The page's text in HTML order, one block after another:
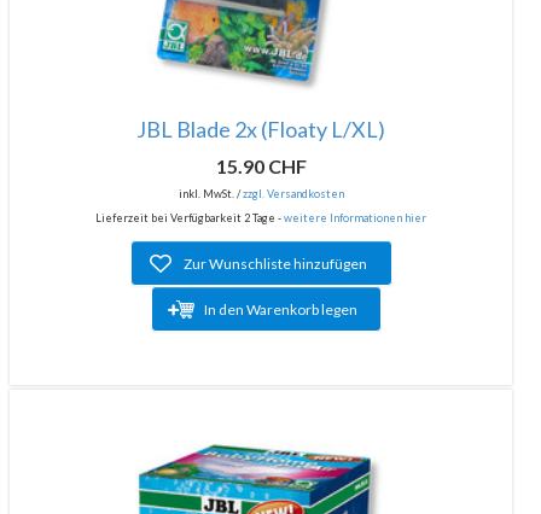
JBL Blade 2x (Floaty L/XL)
15.90 CHF
inkl. MwSt. /zzgl. Versandkosten
Lieferzeit bei Verfügbarkeit 2 Tage -weitere Informationen hier
Zur Wunschliste hinzufügen
In den Warenkorb legen